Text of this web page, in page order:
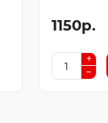
1150р.